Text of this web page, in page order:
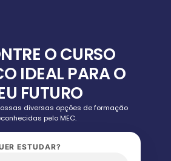
O CURSO
IDEAL PARA O
FUTURO
diversas opções de formação
pelo MEC.
ESTUDAR?